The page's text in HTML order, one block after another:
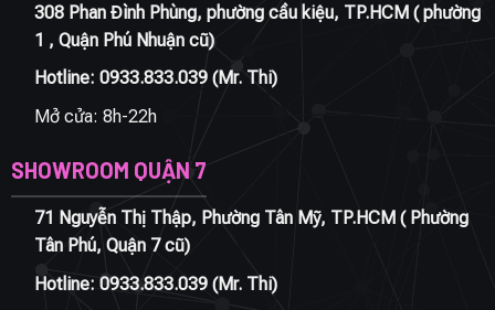
308 Phan Đình Phùng, phường cầu kiệu, TP.HCM ( phường
1 , Quận Phú Nhuận cũ)
Hotline: 0933.833.039(Mr. Thi)
Mở cửa: 8h-22h
SHOWROOM QUẬN 7
71 Nguyễn Thị Thập, Phường Tân Mỹ, TP.HCM ( Phường
Tân Phú, Quận 7 cũ)
Hotline: 0933.833.039(Mr. Thi)